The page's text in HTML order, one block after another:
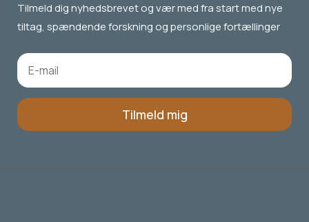
Tilmeld dignyhedsbrevetog vær med fra start med nye
tiltag, spændende forskning og personlige fortællinger
Tilmeld mig